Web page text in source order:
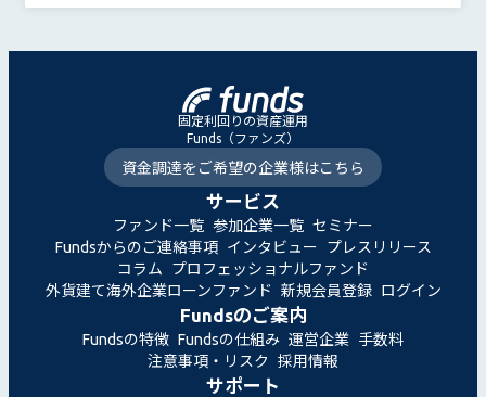
固定利回りの資産運用
Funds（ファンズ）
資金調達をご希望の企業様はこちら
サービス
ファンド一覧 参加企業一覧 セミナー
Fundsからのご連絡事項 インタビュー
プレスリリース
コラム
プロフェッショナルファンド
外貨建て海外企業ローンファンド 新規会員登録 ログイン
Fundsのご案内
Fundsの特徴 Fundsの仕組み 運営企業 手数料
注意事項・リスク
採用情報
サポート